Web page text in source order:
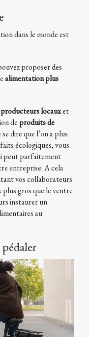
dans le monde est
proposer des
alimentation plus
producteurs locauxet
de produits de
dire que l’on a plus
écologiques, vous
peut parfaitement
entreprise. A cela
vos collaborateurs
plus gros que le ventre
instaurer un
au